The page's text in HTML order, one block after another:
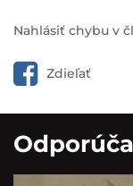
Nahlásiť chybu v
Zdieľať